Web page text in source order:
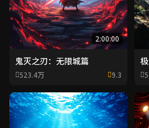
2:00:00
鬼灭之刃：无限城篇
523.4万 9.3